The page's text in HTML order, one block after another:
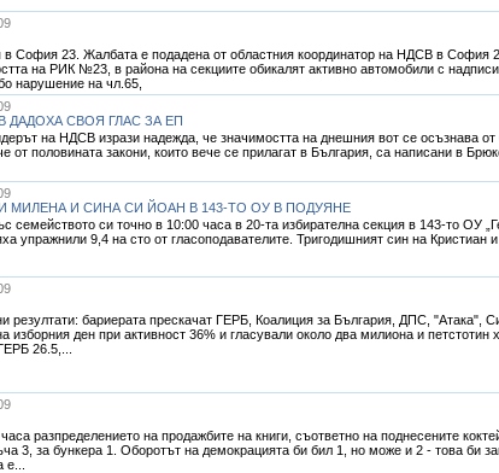
в София 23. Жалбата е подадена от областния координатор на НДСВ в
на РИК №23, в района на секциите обикалят активно автомобили с
нарушение на чл.65,
ДАДОХА СВОЯ ГЛАС ЗА ЕП
на НДСВ изрази надежда, че значимостта на днешния вот се осъзнава
от половината закони, които вече се прилагат в България, са написани в
МИЛЕНА И СИНА СИ ЙОАН В 143-ТО ОУ В ПОДУЯНЕ
семейството си точно в 10:00 часа в 20-та избирателна секция в 143-то ОУ
упражнили 9,4 на сто от гласоподавателите. Тригодишният син на
бариерата прескачат ГЕРБ, Коалиция за България, ДПС, "Атака",
ден при активност 36% и гласували около два милиона и
26.5,...
разпределението на продажбите на книги, съответно на поднесените
3, за бункера 1. Оборотът на демокрацията би бил 1, но може и 2 - това би